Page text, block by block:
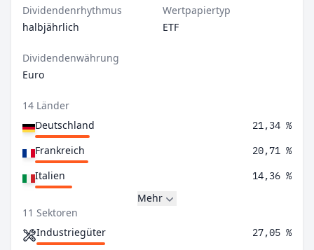
Dividendenrhythmus
halbjährlich
Wertpapiertyp
ETF
Dividendenwährung
Euro
14 Länder
Deutschland
21,34 %
Frankreich 20,71 %
Italien 14,36 %
Mehr
11 Sektoren
Industriegüter
27,05 %